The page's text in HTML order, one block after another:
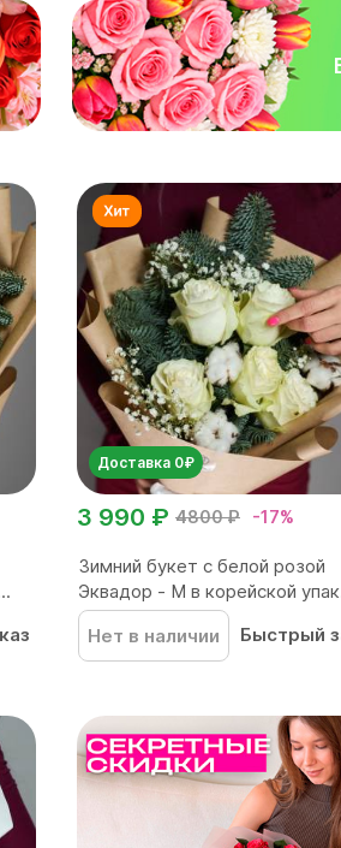
Доставка 0₽
4800 ₽ -17%
3 990 ₽
Зимний букет с белой розой
Эквадор - М в корейской
Нет в наличии
Быстрый